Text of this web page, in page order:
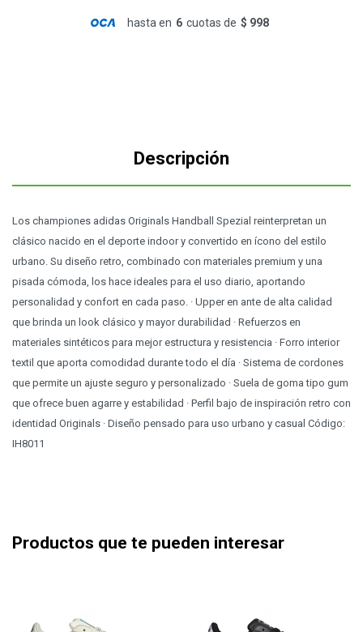
hasta en 6 cuotas de $ 998
Descripción
Los championes adidas Originals Handball Spezial reinterpretan un
clásico nacido en el deporte indoor y convertido en ícono del estilo
urbano. Su diseño retro, combinado con materiales premium y una
pisada cómoda, los hace ideales para el uso diario, aportando
personalidad y confort en cada paso. · Upper en ante de alta calidad
que brinda un look clásico y mayor durabilidad · Refuerzos en
materiales sintéticos para mejor estructura y resistencia · Forro interior
textil que aporta comodidad durante todo el día · Sistema de cordones
que permite un ajuste seguro y personalizado · Suela de goma tipo gum
que ofrece buen agarre y estabilidad · Perfil bajo de inspiración retro con
identidad Originals · Diseño pensado para uso urbano y casual Código:
IH8011
Productos que te pueden interesar